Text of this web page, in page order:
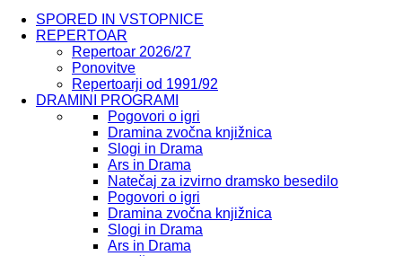
SPORED IN VSTOPNICE
REPERTOAR
Repertoar 2026/27
Ponovitve
Repertoarji od 1991/92
DRAMINI PROGRAMI
Pogovori o igri
Dramina zvočna knjižnica
Slogi in Drama
Ars in Drama
Natečaj za izvirno dramsko besedilo
Pogovori o igri
Dramina zvočna knjižnica
Slogi in Drama
Ars in Drama